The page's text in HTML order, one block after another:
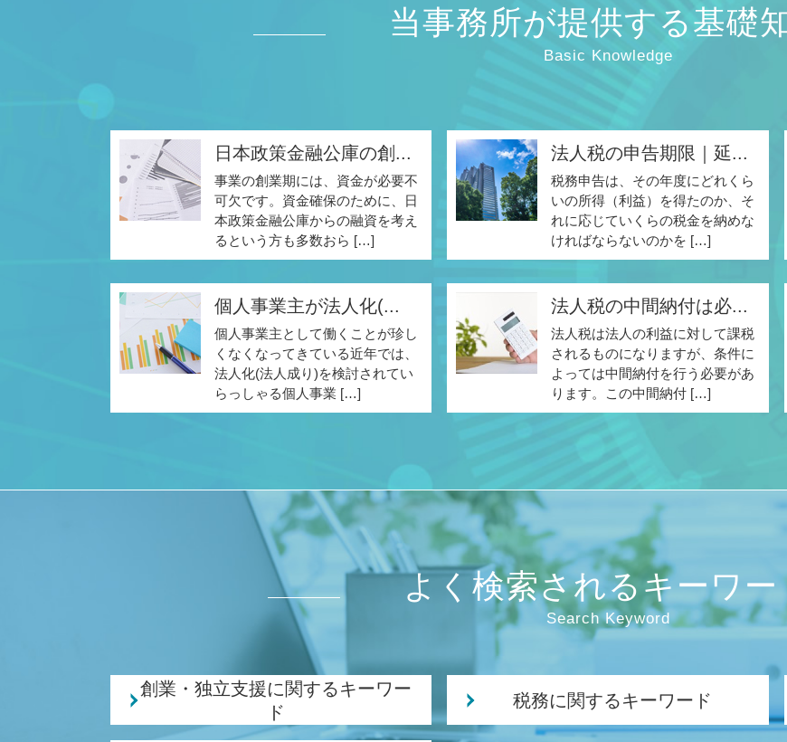
当事務所が提供する基礎
Basic Knowledge
日本政策金融公庫の創...
事業の創業期には、資金が必要不
可欠です。資金確保のために、日
本政策金融公庫からの融資を考え
るという方も多数おら […]
法人税の申告期限｜延...
税務申告は、その年度にどれくら
いの所得（利益）を得たのか、そ
れに応じていくらの税金を納めな
ければならないのかを […]
個人事業主が法人化(...
個人事業主として働くことが珍し
くなくなってきている近年では、
法人化(法人成り)を検討されてい
らっしゃる個人事業 […]
法人税の中間納付は必...
法人税は法人の利益に対して課税
されるものになりますが、条件に
よっては中間納付を行う必要があ
ります。この中間納付 […]
よく検索されるキーワー
Search Keyword
創業・独立支援に関するキーワー
ド
税務に関するキーワード